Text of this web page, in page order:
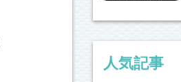
人気記事